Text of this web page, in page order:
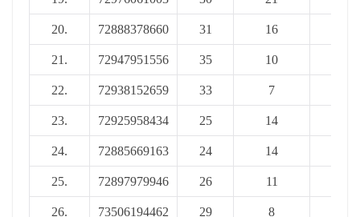
20. 72888378660 31 16
21. 72947951556 35 10
22. 72938152659 33 7
23. 72925958434 25 14
24. 72885669163 24 14
25. 72897979946 26 11
26. 73506194462 29 8